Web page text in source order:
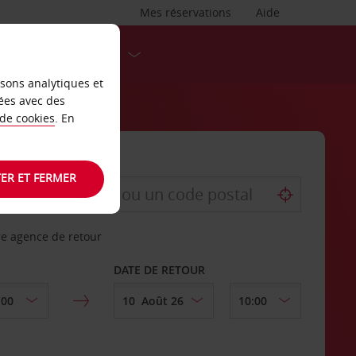
Aide
Mes réservations
agence de retour
DATE DE RETOUR
analytiques et
avec des
cookies. En
ET FERMER